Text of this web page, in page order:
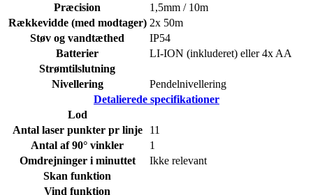
Præcision
1,5mm / 10m
Rækkevidde (med modtager) 2x 50m
Støv og vandtæthed
IP54
Batterier
LI-ION (inkluderet) eller 4x AA
Strømtilslutning
Nivellering
Pendelnivellering
Detalierede specifikationer
Lod
Antal laser punkter pr linje
11
Antal af 90° vinkler
1
Omdrejninger i minuttet
Ikke relevant
Skan funktion
Vind funktion